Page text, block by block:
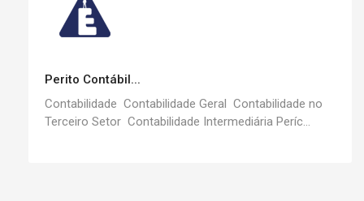
Perito Contábil...
Contabilidade Contabilidade Geral Contabilidade no
Terceiro Setor Contabilidade Intermediária Períc...